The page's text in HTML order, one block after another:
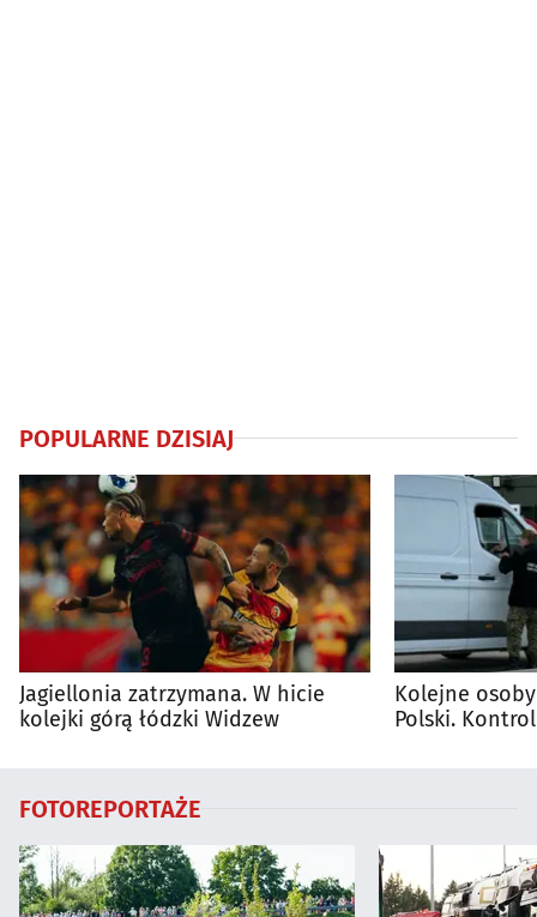
POPULARNE DZISIAJ
Jagiellonia zatrzymana. W hicie
kolejki górą łódzki Widzew
Kolejne
Polski.
FOTOREPORTAŻE